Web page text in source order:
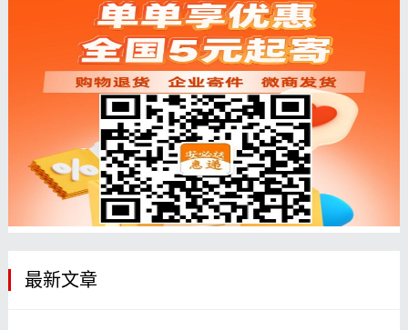
最新文章